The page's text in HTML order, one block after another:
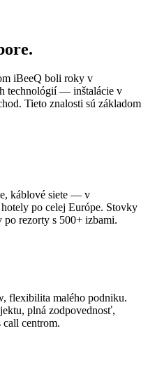
iBeeQ boli roky v
technológií — inštalácie v
Tieto znalosti sú základom
káblové siete — v
po celej Európe. Stovky
rezorty s 500+ izbami.
flexibilita malého podniku.
plná zodpovednosť,
centrom.